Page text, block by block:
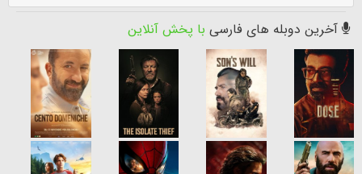
آخرین دوبله های فارسی با پخش آنلاین